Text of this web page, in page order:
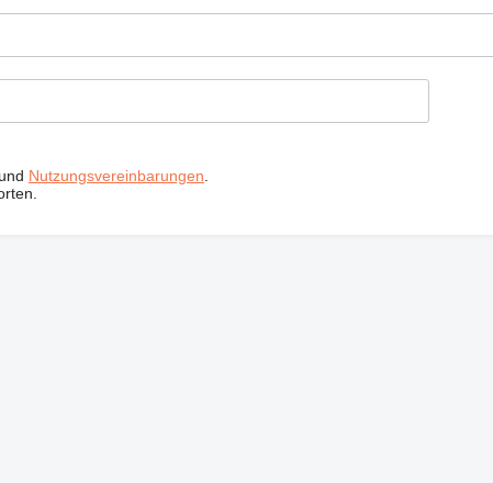
und Nutzungsvereinbarungen